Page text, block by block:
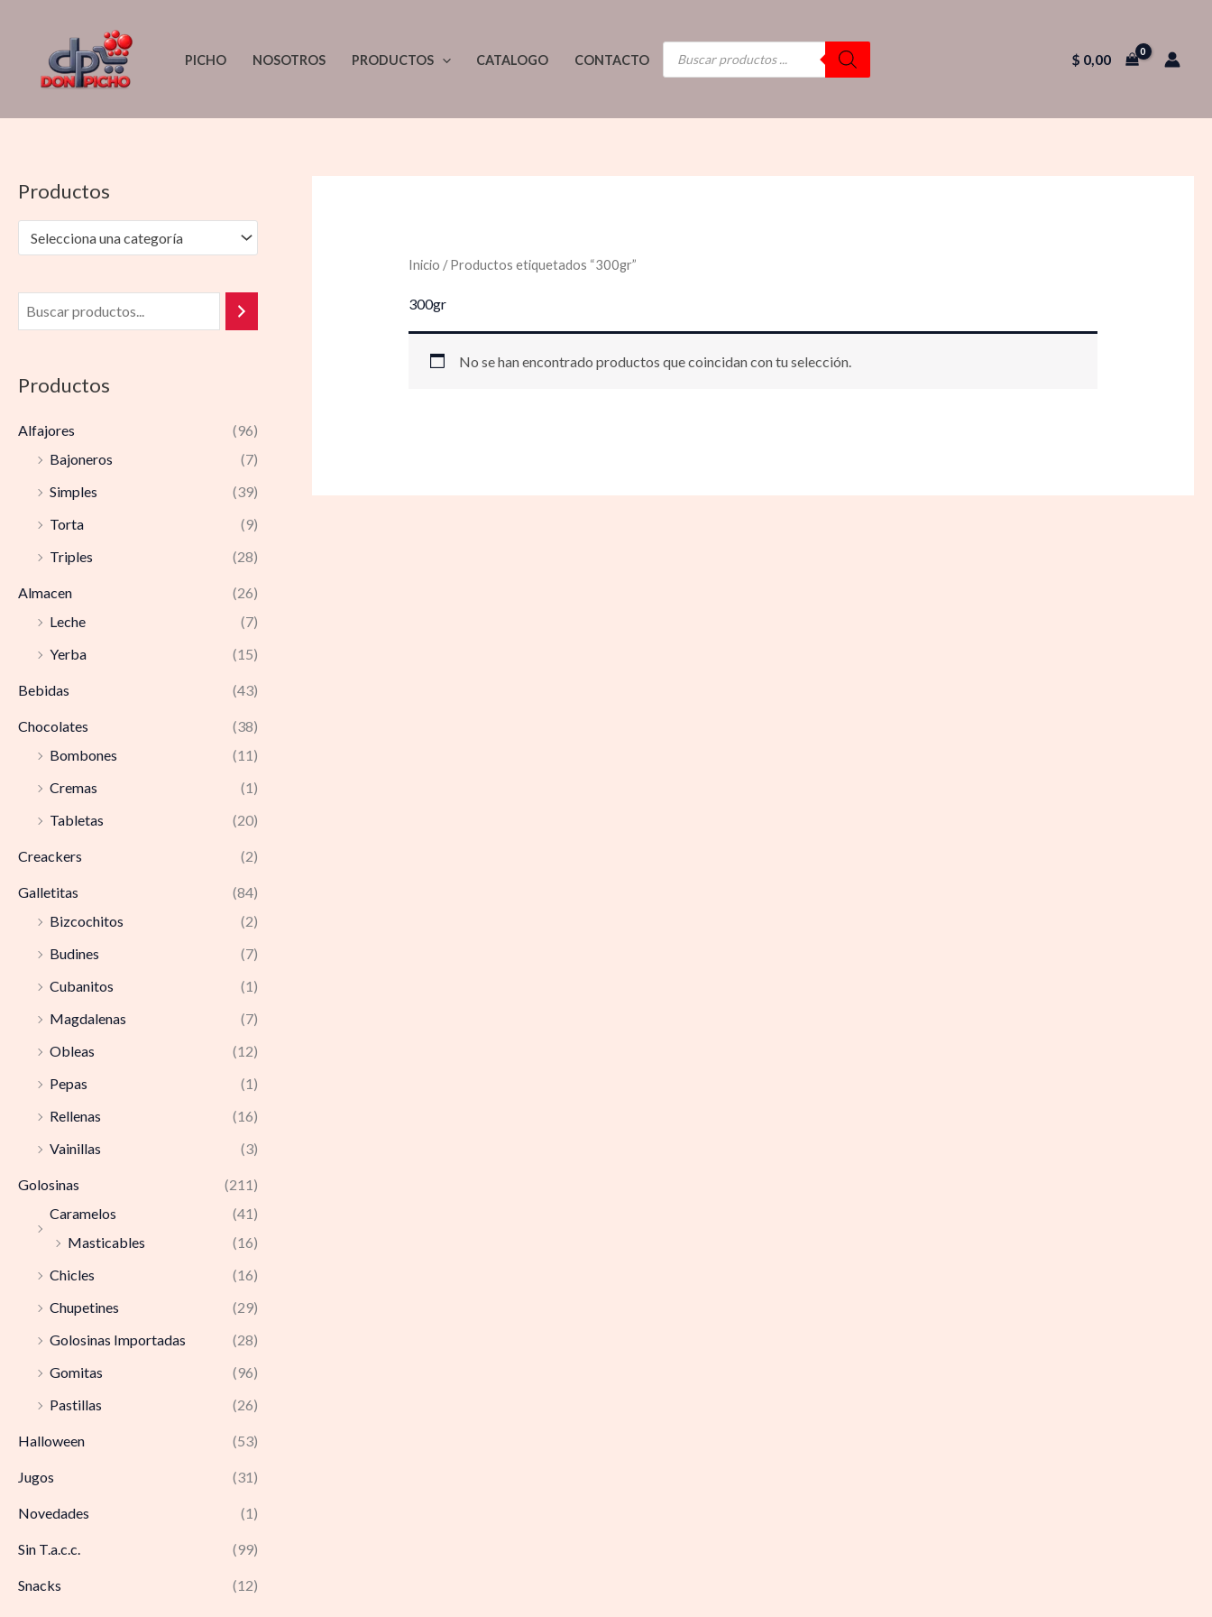
contenido
PICHO NOSOTROS PRODUCTOS CATALOGO CONTACTO
BÚSQUEDA
DE
PRODUCTOS
$ 0,00
Productos
Selecciona una categoría
Productos
Alfajores
(96)
Bajoneros
(7)
Simples
(39)
Torta
(9)
Triples
(28)
Almacen
(26)
Leche
(7)
Yerba
(15)
Bebidas (43)
Chocolates
(38)
Bombones
(11)
Cremas
(1)
Tabletas
(20)
Creackers (2)
Galletitas
(84)
Bizcochitos
(2)
Budines
(7)
Cubanitos
(1)
Magdalenas
(7)
Obleas
(12)
Pepas
(1)
Rellenas
(16)
Vainillas
(3)
Golosinas
(211)
Caramelos
(41)
Masticables
(16)
Chicles
(16)
Chupetines
(29)
Golosinas Importadas
(28)
Gomitas
(96)
Pastillas
(26)
Halloween (53)
Jugos (31)
Novedades (1)
Sin T.a.c.c. (99)
Snacks (12)
Inicio / Productos etiquetados “300gr”
300gr
No se han encontrado productos que coincidan con tu selección.